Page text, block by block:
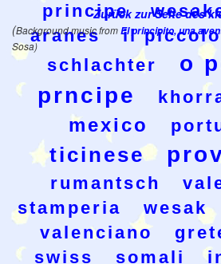
principe
aranes
il
schlachter
o
prncipe
mexico
ticinese
rumantsch
stamperia
wesak
valenciano
swiss
somali
Zurück zur Seite des
(Background music fromEl principito, una
Sosa)